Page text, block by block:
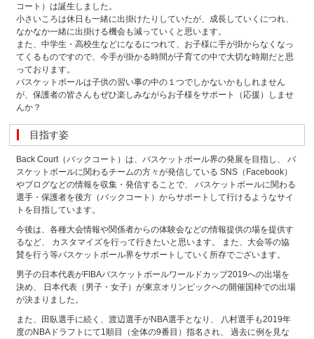
コート）は誕生しました。
小さいころは休日も一緒に出掛けたりしていたが、成長していくにつれ、
なかなか一緒に出掛ける機会も減っていくと思います。
また、中学生・高校生などになるにつれて、お子様に手が掛からなくなっ
てくるものですので、今手が掛かる時間が子育ての中で大切な時期だと思
っております。
バスケットボールは子供の習い事の中の１つでしかないかもしれません
が、保護者の皆さんもぜひ楽しみながらお子様をサポート（応援）しませ
んか？
目指す姿
Back Court（バックコート）は、バスケットボール界の発展を目指し、 バ
スケットボールに関わるチームの方々が発信している SNS（Facebook）
やブログなどの情報を収集・発信することで、 バスケットボールに関わる
選手・保護者を後方（バックコート）からサポートして行けるようなサイ
トを目指しています。
今後は、各種大会情報や関係者からの体験会などの情報提供の場を提供す
るなど、 カスタマイズを行って行きたいと思います。 また、大会等の協
賛を行う等バスケットボール界をサポートしていく所存でございます。
男子の日本代表がFIBAバスケットボールワールドカップ2019への出場を
決め、 日本代表（男子・女子）が東京オリンピックへの開催国枠での出場
が決まりました。
また、田臥選手に続く、渡辺選手がNBA選手となり、 八村選手も2019年
度のNBAドラフトにて1順目（全体の9番目）指名され、 過去に例を見な